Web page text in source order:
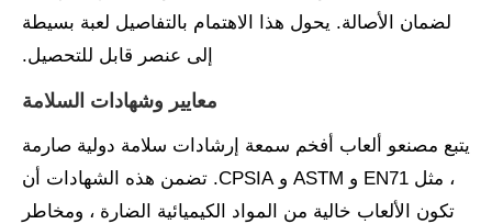
لضمان الأصالة. يحول هذا الاهتمام بالتفاصيل لعبة بسيطة
إلى عنصر قابل للتحصيل.
معايير وشهادات السلامة
يتبع مصنعو ألعاب أفخم سمعة إرشادات سلامة دولية صارمة
، مثل EN71 و ASTM و CPSIA. تضمن هذه الشهادات أن
تكون الألعاب خالية من المواد الكيميائية الضارة ، ومخاطر